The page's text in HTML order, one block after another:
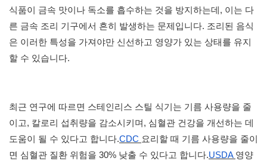
식품이 금속 맛이나 독소를 흡수하는 것을 방지하는데, 이는 다
른 금속 조리 기구에서 흔히 발생하는 문제입니다. 조리된 음식
은 이러한 특성을 가져야만 신선하고 영양가 있는 상태를 유지
할 수 있습니다.
최근 연구에 따르면 스테인리스 스틸 식기는 기름 사용량을 줄
이고, 칼로리 섭취량을 감소시키며, 심혈관 건강을 개선하는 데
도움이 될 수 있다고 합니다.CDC 요리할 때 기름 사용량을 줄이
면 심혈관 질환 위험을 30% 낮출 수 있다고 합니다.USDA 영양